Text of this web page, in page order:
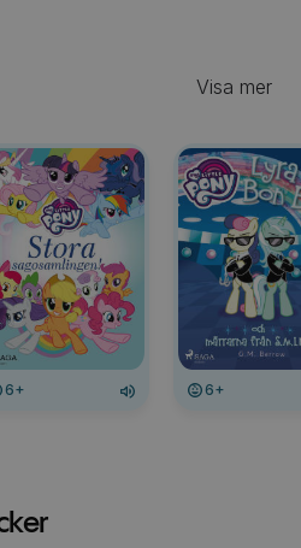
Visa mer
6+ 6+